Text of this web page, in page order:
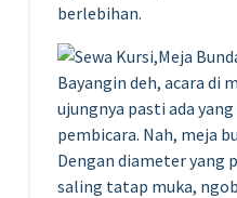
berlebihan.
Bayangin deh, acara di
ujungnya pasti ada
pembicara. Nah, meja
Dengan diameter yang
saling tatap muka,